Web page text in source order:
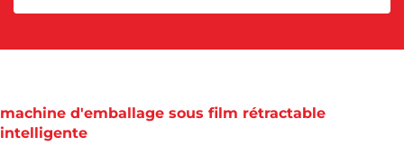
machine d'emballage sous film rétractable
intelligente